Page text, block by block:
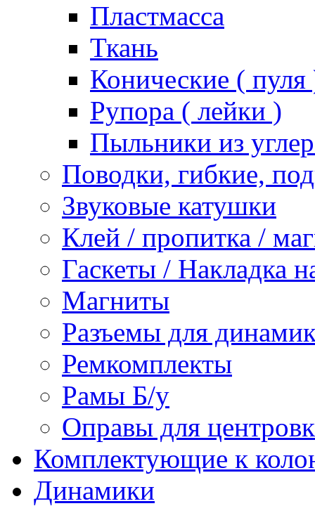
Пластмасса
Ткань
Конические ( пуля
Рупора ( лейки )
Пыльники из
Поводки, гибкие,
Звуковые катушки
Клей / пропитка /
Гаскеты / Накладка
Магниты
Разъемы для
Ремкомплекты
Рамы Б/у
Оправы для
Комплектующие к
Динамики